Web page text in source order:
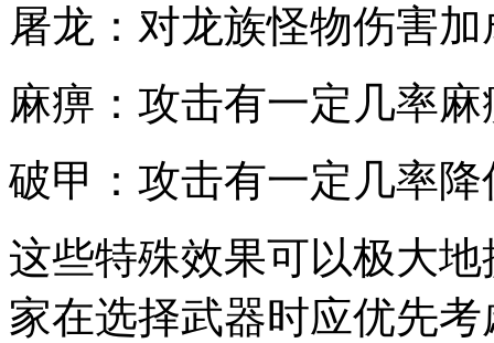
屠龙：对龙族怪物伤害加
麻痹：攻击有一定几率
破甲：攻击有一定几率
这些特殊效果可以极大
家在选择武器时应优先